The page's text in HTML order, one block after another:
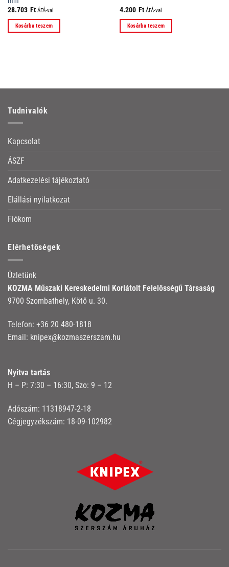
28.703 Ft ÁFÁ-val
Kosárba teszem
4.200 Ft ÁFÁ-val
Kosárba teszem
Tudnivalók
Kapcsolat
ÁSZF
Adatkezelési tájékoztató
Elállási nyilatkozat
Fiókom
Elérhetőségek
Üzletünk
KOZMA Műszaki Kereskedelmi Korlátolt Felelősségű Társaság
9700 Szombathely, Kötő u. 30.
Telefon: +36 20 480-1818
Email: knipex@kozmaszerszam.hu
Nyitva tartás
H – P: 7:30 – 16:30, Szo: 9 – 12
Adószám: 11318947-2-18
Cégjegyzékszám: 18-09-102982